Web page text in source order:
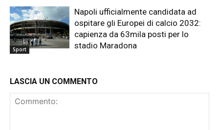
Sport
Napoli ufficialmente candidata ad
ospitare gli Europei di calcio 2032:
capienza da 63mila posti per lo
stadio Maradona
LASCIA UN COMMENTO